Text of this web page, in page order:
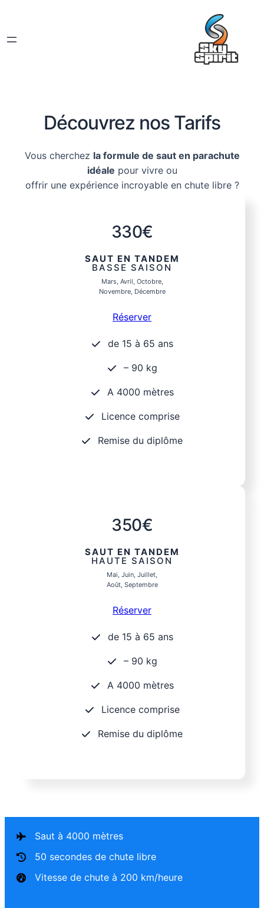
Découvrez nos Tarifs
Vous cherchez la formule de saut en parachute
idéale pour vivre ou
offrir une expérience incroyable en chute libre ?
330€
SAUT EN TANDEM
BASSE SAISON
Mars, Avril, Octobre,
Novembre, Décembre
Réserver
de 15 à 65 ans
– 90 kg
A 4000 mètres
Licence comprise
Remise du diplôme
350€
SAUT EN TANDEM
HAUTE SAISON
Mai, Juin, Juillet,
Août, Septembre
Réserver
de 15 à 65 ans
– 90 kg
A 4000 mètres
Licence comprise
Remise du diplôme
Saut à 4000 mètres
50 secondes de chute libre
Vitesse de chute à 200 km/heure